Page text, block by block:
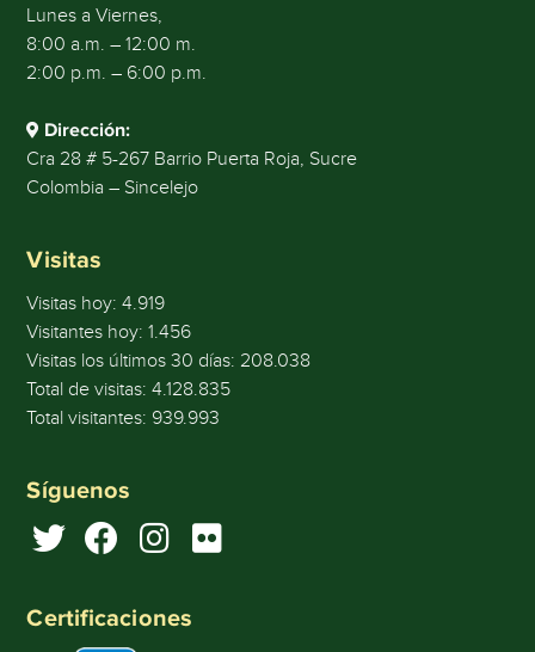
Lunes a Viernes,
8:00 a.m. – 12:00 m.
2:00 p.m. – 6:00 p.m.
Dirección:
Cra 28 # 5-267 Barrio Puerta Roja, Sucre
Colombia – Sincelejo
Visitas
Visitas hoy:4.919
Visitantes hoy:1.456
Visitas los últimos 30 días: 208.038
Total de visitas:4.128.835
Total visitantes: 939.993
Síguenos
Certificaciones